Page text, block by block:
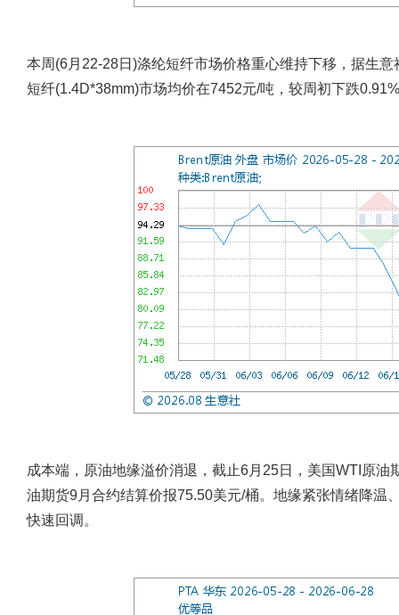
本周(6月22-28日)涤纶短纤市场价格重心维持下移，据生
短纤(1.4D*38mm)市场均价在7452元/吨，较周初下跌
成本端，原油地缘溢价消退，截止6月25日，美国WTI原
油期货9月合约结算价报75.50美元/桶。地缘紧张情绪降温
快速回调。